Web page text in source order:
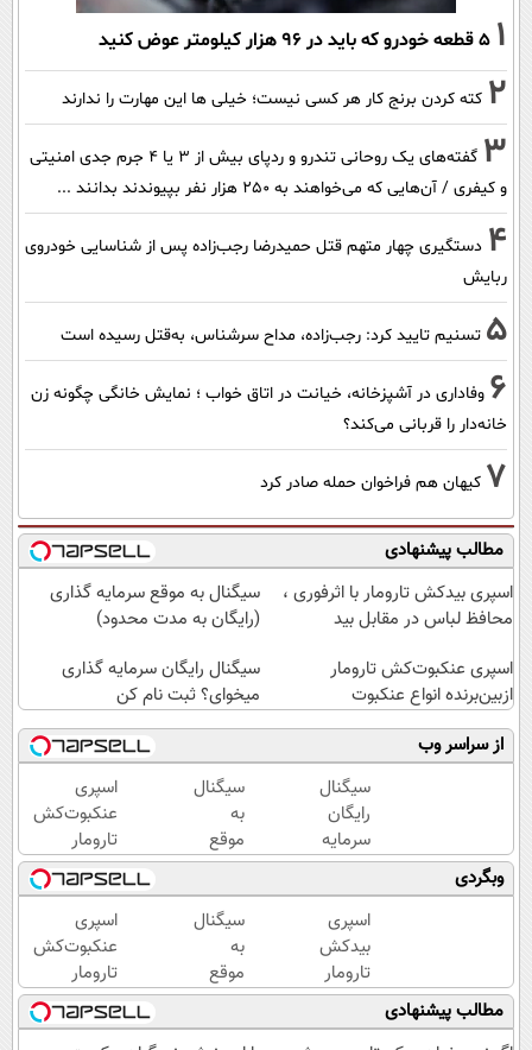
1 ۵ قطعه خودرو که باید در ۹۶ هزار کیلومتر عوض کنید
2 کته کردن برنج کار هر کسی نیست؛ خیلی ها این مهارت را ندارند
3
گفته‌های یک روحانی تندرو و ردپای بیش از ۳ یا ۴ جرم جدی امنیتی
و کیفری / آن‌هایی که می‌خواهند به ۲۵۰ هزار نفر بپیوندند بدانند ...
4 دستگیری چهار متهم قتل حمیدرضا رجب‌زاده پس از شناسایی خودروی
ربایش
5 تسنیم تایید کرد: رجب‌زاده، مداح سرشناس، به‌قتل رسیده است
6 وفاداری در آشپزخانه، خیانت در اتاق خواب ؛ نمایش خانگی چگونه زن
خانه‌دار را قربانی می‌کند؟
7 کیهان هم فراخوان حمله صادر کرد
مطالب پیشنهادی
اسپری بیدکش تارومار با اثرفوری ،
محافظ لباس در مقابل بید
سیگنال به موقع سرمایه گذاری
(رایگان به مدت محدود)
اسپری عنکبوت‌‌کش تارومار
ازبین‌برنده انواع عنکبوت
سیگنال رایگان سرمایه گذاری
میخوای؟ ثبت نام کن
از سراسر وب
سیگنال
رایگان
سرمایه
گذاری
میخوای؟
ثبت نام
کن
سیگنال
به
موقع
سرمایه
گذاری
(رایگان
به
مدت
محدود)
اسپری
عنکبوت‌‌کش
تارومار
ازبین‌برنده
انواع
عنکبوت
وبگردی
اسپری
بیدکش
تارومار
با
اثرفوری
سیگنال
به
موقع
سرمایه
گذاری
اسپری
عنکبوت‌‌کش
تارومار
ازبین‌برنده
انواع
مطالب پیشنهادی